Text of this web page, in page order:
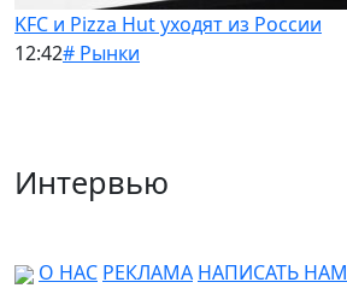
KFC и Pizza Hut уходят из России
12:42# Рынки
Интервью
О НАС РЕКЛАМА НАПИСАТЬ НАМ